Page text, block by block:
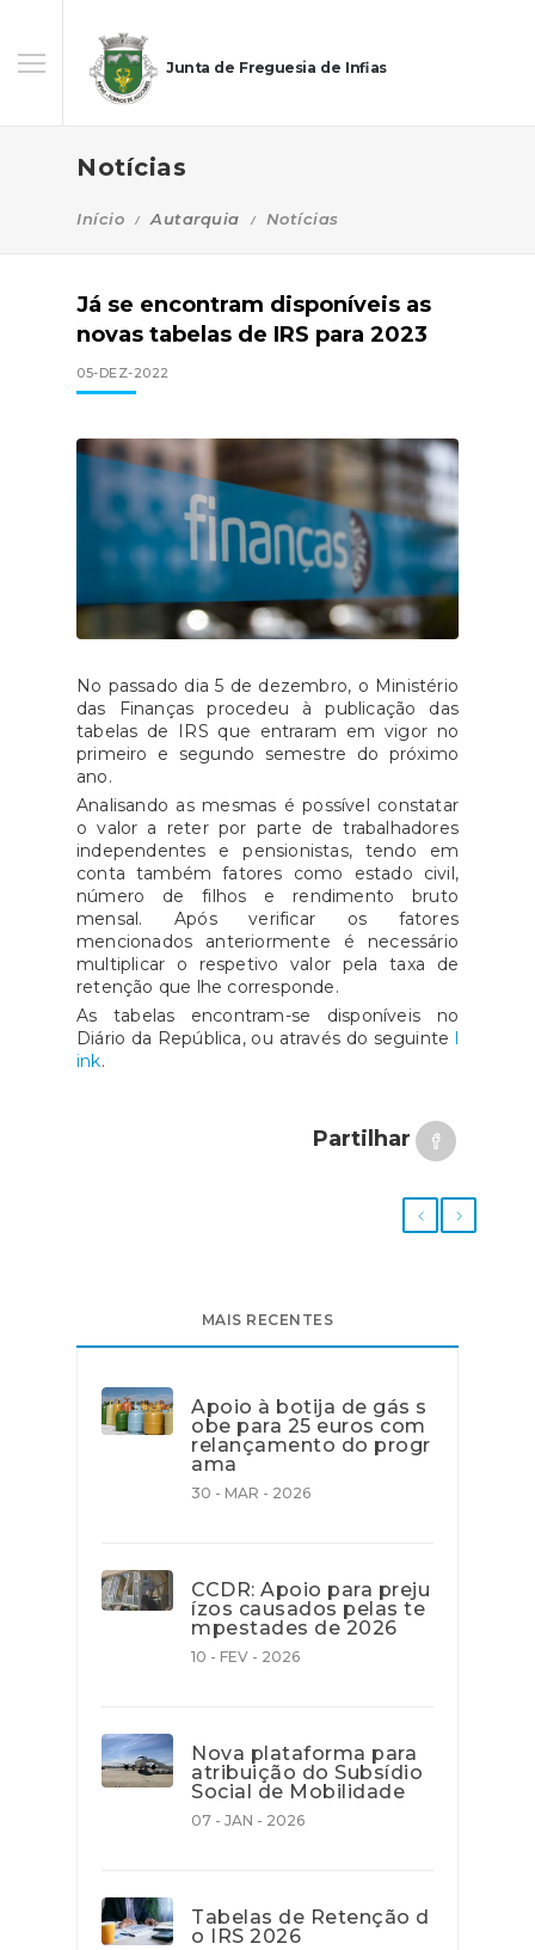
Junta de Freguesia de Infias
Notícias
Início Autarquia Notícias
Já se encontram disponíveis as
novas tabelas de IRS para 2023
05-DEZ-2022
No passado dia 5 de dezembro, o Ministério
das Finanças procedeu à publicação das
tabelas de IRS que entraram em vigor no
primeiro e segundo semestre do próximo
ano.
Analisando as mesmas é possível constatar
o valor a reter por parte de trabalhadores
independentes e pensionistas, tendo em
conta também fatores como estado civil,
número de filhos e rendimento bruto
mensal. Após verificar os fatores
mencionados anteriormente é necessário
multiplicar o respetivo valor pela taxa de
retenção que lhe corresponde.
As tabelas encontram-se disponíveis no
Diário da República, ou através do seguinte l
ink.
Partilhar
MAIS RECENTES
Apoio à botija de gás s
obe para 25 euros com
relançamento do progr
ama
30 - MAR - 2026
CCDR: Apoio para preju
ízos causados pelas te
mpestades de 2026
10 - FEV - 2026
Nova plataforma para
atribuição do Subsídio
Social de Mobilidade
07 - JAN - 2026
Tabelas de Retenção d
o IRS 2026